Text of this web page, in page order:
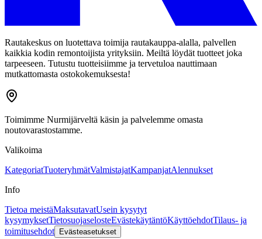
Rautakeskus on luotettava toimija rautakauppa-alalla, palvellen
kaikkia kodin remontoijista yrityksiin. Meiltä löydät tuotteet joka
tarpeeseen. Tutustu tuotteisiimme ja tervetuloa nauttimaan
mutkattomasta ostokokemuksesta!
Toimimme Nurmijärveltä käsin ja palvelemme omasta
noutovarastostamme.
Valikoima
KategoriatTuoteryhmätValmistajatKampanjatAlennukset
Info
Tietoa meistäMaksutavatUsein kysytyt
kysymyksetTietosuojaselosteEvästekäytäntöKäyttöehdotTilaus- ja
toimitusehdot Evästeasetukset